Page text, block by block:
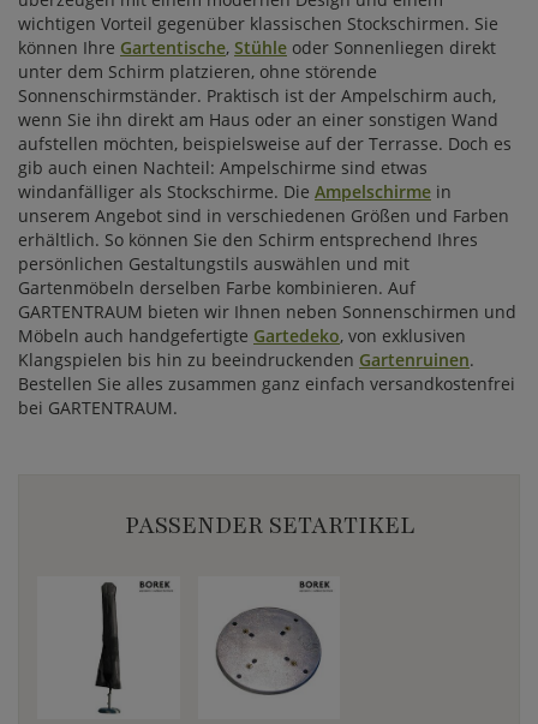
wichtigen Vorteil gegenüber klassischen Stockschirmen. Sie
können Ihre Gartentische, Stühle oder Sonnenliegen direkt
unter dem Schirm platzieren, ohne störende
Sonnenschirmständer. Praktisch ist der Ampelschirm auch,
wenn Sie ihn direkt am Haus oder an einer sonstigen Wand
aufstellen möchten, beispielsweise auf der Terrasse. Doch es
gib auch einen Nachteil: Ampelschirme sind etwas
windanfälliger als Stockschirme. Die Ampelschirme in
unserem Angebot sind in verschiedenen Größen und Farben
erhältlich. So können Sie den Schirm entsprechend Ihres
persönlichen Gestaltungstils auswählen und mit
Gartenmöbeln derselben Farbe kombinieren. Auf
GARTENTRAUM bieten wir Ihnen neben Sonnenschirmen und
Möbeln auch handgefertigte Gartedeko, von exklusiven
Klangspielen bis hin zu beeindruckenden Gartenruinen.
Bestellen Sie alles zusammen ganz einfach versandkostenfrei
bei GARTENTRAUM.
PASSENDER SETARTIKEL